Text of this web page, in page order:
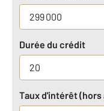
Durée du crédit
Taux d'intérêt